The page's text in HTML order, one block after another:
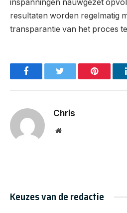
inspanningen nauwgezet
resultaten worden regelmatig
transparantie van het proces
Facebook
Chris
Website
Keuzes van de redactie